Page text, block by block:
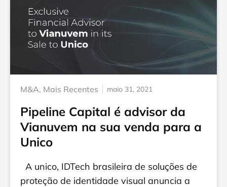
M&A, Mais Recentes maio 31, 2021
Pipeline Capital é advisor da
Vianuvem na sua venda para a
Unico
A unico, IDTech brasileira de soluções de
proteção de identidade visual anuncia a